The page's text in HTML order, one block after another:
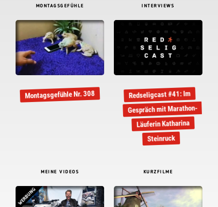
MONTAGSGEFÜHLE
Montagsgefühle Nr. 308
INTERVIEWS
Redseligcast #41: Im
Gespräch mit Marathon-
Läuferin Katharina
Steinruck
MEINE VIDEOS
WERBUNG
KURZFILME